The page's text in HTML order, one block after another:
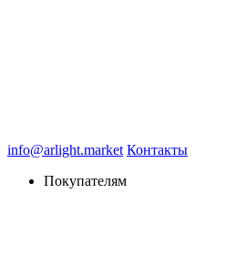
info@arlight.market Контакты
Покупателям